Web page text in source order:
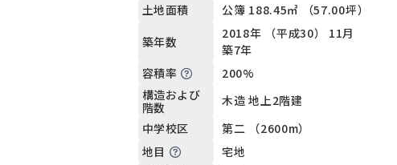
土地面積
公簿 188.45㎡ （57.00坪）
築年数
2018年 （平成30） 11月
築7年
容積率
200%
構造および
階数
木造 地上2階建
中学校区
第二 （2600m）
地目
宅地